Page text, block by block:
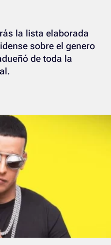
la lista elaborada
sobre el genero
de toda la